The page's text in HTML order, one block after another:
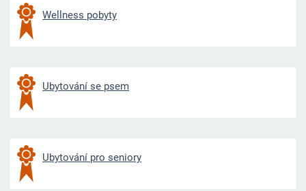
Wellness pobyty
Ubytování se psem
Ubytování pro seniory